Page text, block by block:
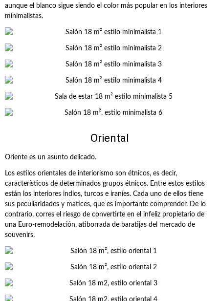
aunque el blanco sigue siendo el color más popular en los interiores
minimalistas.
Oriental
Oriente es un asunto delicado.
Los estilos orientales de interiorismo son étnicos, es decir,
característicos de determinados grupos étnicos. Entre estos estilos
están los interiores indios, turcos e iraníes. Cada uno de ellos tiene
sus peculiaridades y matices, que es importante comprender. De lo
contrario, corres el riesgo de convertirte en el infeliz propietario de
una Euro-remodelación, atiborrada de baratijas del mercado de
souvenirs.